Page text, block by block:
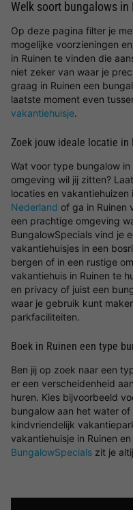
Welk soort bungalows in
Op deze pagina filter je
mogelijke voorzieningen
in Ruinen te vinden die
niet zeker van waar je
graag in Ruinen een
laatste moment even
vakantiehuisje.
Zoek jouw ideale locatie in
Wat voor type bungalow
omgeving wil jij zitten?
locaties en vakantiehuizen
Nederland of ga in Ruinen
een prachtige omgeving
BungalowSpecials vind je
vakantiehuisjes in een
bergen of in een rustige
vakantiehuis in Ruinen te
en privacy of juist een
waar je gebruik kunt
parkfaciliteiten.
Boek in Ruinen een type
Ben jij op zoek naar een
er een verscheidenheid
huren. Kies bijvoorbeeld
bungalow aan het water
kindvriendelijk
vakantiehuisje in Ruinen
BungalowSpecials zit je